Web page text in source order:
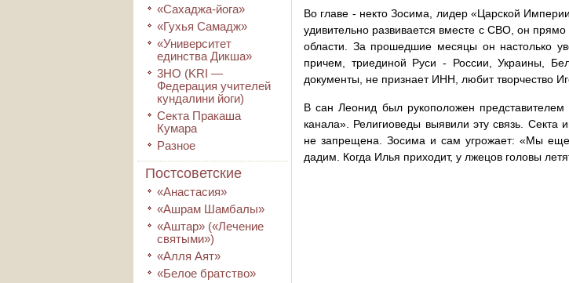
«Сахаджа-йога»
«Гухья Самадж»
«Университет
единства Дикша»
3HO (KRI ―
Федерация учителей
кундалини йоги)
Секта Пракаша
Кумара
Разное
Постсоветские
«Анастасия»
«Ашрам Шамбалы»
«Аштар» («Лечение
святыми»)
«Алля Аят»
«Белое братство»
Во главе - некто Зосима, лидер «Царской
удивительно развивается вместе с СВО, он
области. За прошедшие месяцы он настолько
причем, триединой Руси - России, Украины,
документы, не признает ИНН, любит творчество
В сан Леонид был рукоположен представителем
канала». Религиоведы выявили эту связь.
не запрещена. Зосима и сам угрожает: «Мы
дадим. Когда Илья приходит, у лжецов головы